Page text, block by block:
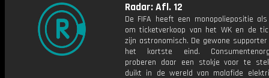
Radar: Afl. 12
De FIFA heeft een monopoliepositie
om ticketverkoop van het WK en de
zijn astronomisch. De gewone
het kortste eind.
proberen daar een stokje voor te
duikt in de wereld van malafide